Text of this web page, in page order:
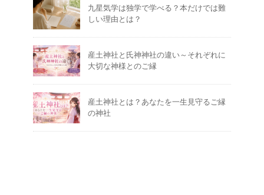
九星気学は独学で学べる？本だけでは難
しい理由とは？
産土神社と氏神神社の違い～それぞれに
大切な神様とのご縁
産土神社とは？あなたを一生見守るご縁
の神社